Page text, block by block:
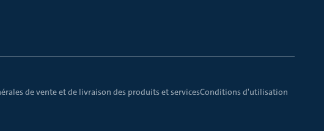
de vente et de livraison des produits et servicesConditions d'utilisation